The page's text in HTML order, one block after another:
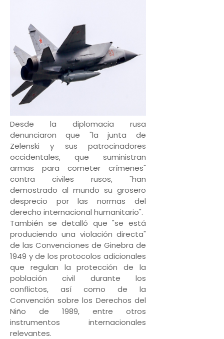
Desde la diplomacia rusa
denunciaron que "la junta de
Zelenski y sus patrocinadores
occidentales, que suministran
armas para cometer crímenes"
contra civiles rusos, "han
demostrado al mundo su grosero
desprecio por las normas del
derecho internacional humanitario".
También se detalló que "se está
produciendo una violación directa"
de las Convenciones de Ginebra de
1949 y de los protocolos adicionales
que regulan la protección de la
población civil durante los
conflictos, así como de la
Convención sobre los Derechos del
Niño de 1989, entre otros
instrumentos internacionales
relevantes.